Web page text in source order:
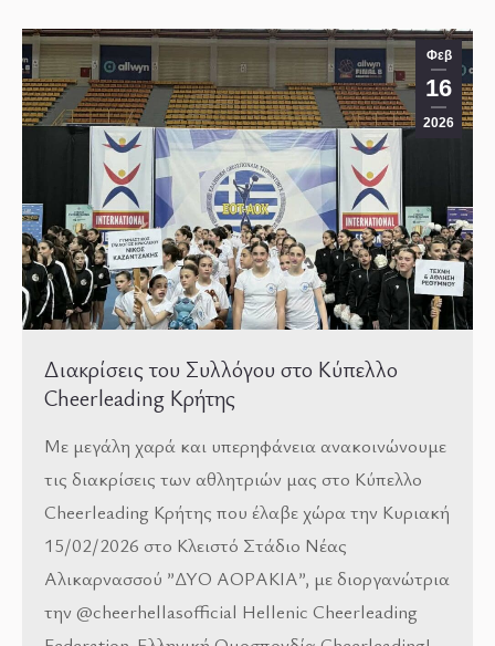
Φεβ
16
2026
Διακρίσεις του Συλλόγου στο Κύπελλο
Cheerleading Κρήτης
Με μεγάλη χαρά και υπερηφάνεια ανακοινώνουμε
τις διακρίσεις των αθλητριών μας στο Κύπελλο
Cheerleading Κρήτης που έλαβε χώρα την Κυριακή
15/02/2026 στο Κλειστό Στάδιο Νέας
Αλικαρνασσού ”ΔΥΟ ΑΟΡΑΚΙΑ”, με διοργανώτρια
την @cheerhellasofficial Hellenic Cheerleading